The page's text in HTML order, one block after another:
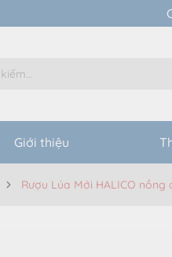
Giới thiệu
Rượu Lúa Mới HALICO